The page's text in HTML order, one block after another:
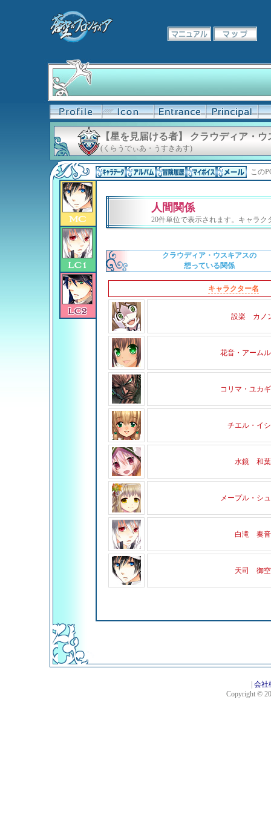
【星を見届ける者】 クラウディア・ウ
(くらうでぃあ・うすきあす)
この
人間関係
20件単位で表示されます。キャラ
クラウディア・ウスキアスの
想っている関係
キャラクター名
設楽 カノ
花音・アーム
コリマ・ユカ
チエル・イ
水鏡 和葉
メープル・シ
白滝 奏音
天司 御空
会社
Copyright ©